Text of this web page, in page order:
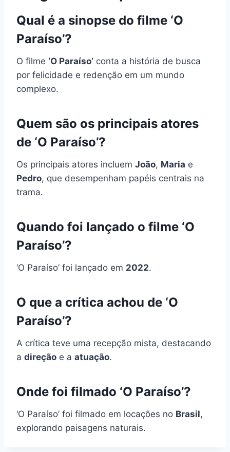
Qual é a sinopse do filme ‘O
Paraíso’?
O filme ‘O Paraíso’ conta a história de busca
por felicidade e redenção em um mundo
complexo.
Quem são os principais atores
de ‘O Paraíso’?
Os principais atores incluem João, Maria e
Pedro, que desempenham papéis centrais na
trama.
Quando foi lançado o filme ‘O
Paraíso’?
‘O Paraíso’ foi lançado em 2022.
O que a crítica achou de ‘O
Paraíso’?
A crítica teve uma recepção mista, destacando
a direção e a atuação.
Onde foi filmado ‘O Paraíso’?
‘O Paraíso’ foi filmado em locações no Brasil,
explorando paisagens naturais.